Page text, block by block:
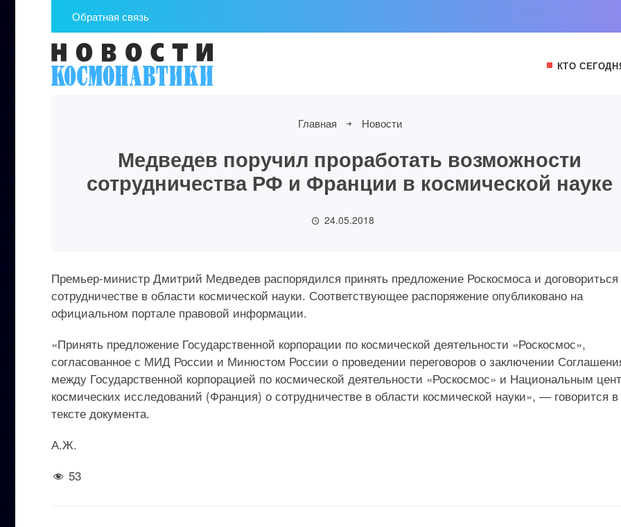
Обратная связь
КТО
Главная Новости
Медведев поручил проработать возможности
сотрудничества РФ и Франции в космической науке
24.05.2018
Премьер-министр Дмитрий Медведев распорядился принять предложение Роскосмоса и
сотрудничестве в области космической науки. Соответствующее распоряжение опубликовано на
официальном портале правовой информации.
«Принять предложение Государственной корпорации по космической деятельности «Роскосмос»,
согласованное с МИД России и Минюстом России о проведении переговоров о заключении
между Государственной корпорацией по космической деятельности «Роскосмос» и Национальным
космических исследований (Франция) о сотрудничестве в области космической науки», — говорится в
тексте документа.
А.Ж.
53